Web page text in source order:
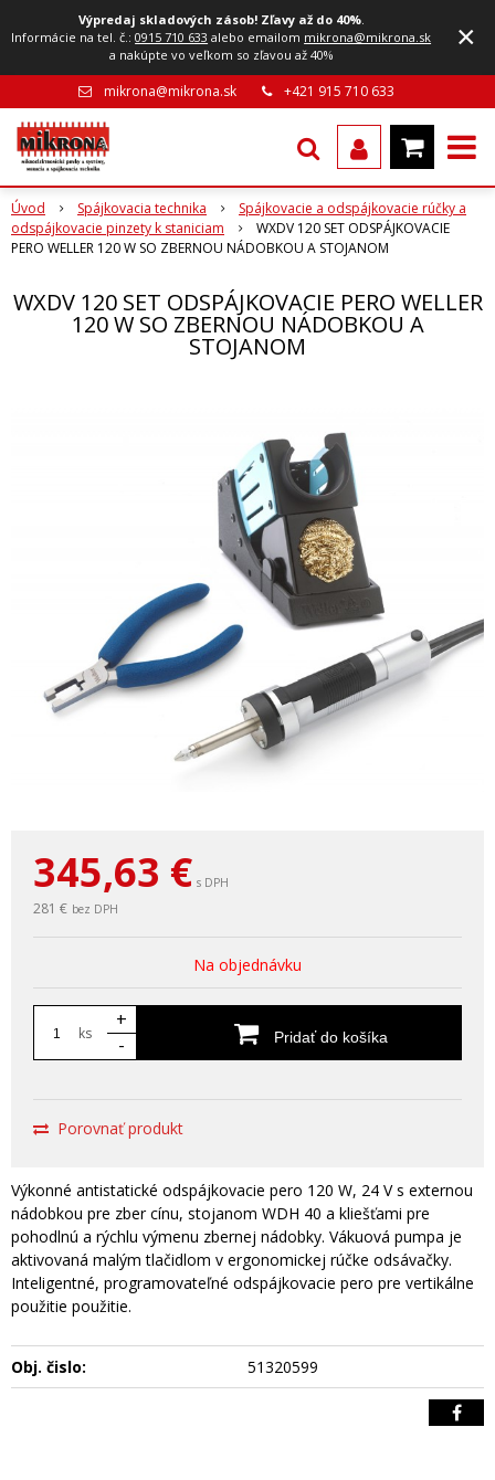
Výpredaj skladových zásob! Zľavy až do 40%.
Informácie na tel. č.:0915 710 633 alebo emailom mikrona@mikrona.sk
a nakúpte vo veľkom so zľavou až 40%
×
mikrona@mikrona.sk +421 915 710 633
Úvod Spájkovacia technika
Spájkovacie a odspájkovacie rúčky a
odspájkovacie pinzety k staniciam
WXDV 120 SET ODSPÁJKOVACIE
PERO WELLER 120 W SO ZBERNOU NÁDOBKOU A STOJANOM
WXDV 120 SET ODSPÁJKOVACIE PERO WELLER
120 W SO ZBERNOU NÁDOBKOU A
STOJANOM
345,63 € s DPH
281 € bez DPH
Na objednávku
ks
+
-
Pridať do košíka
Porovnať produkt
Výkonné antistatické odspájkovacie pero 120 W, 24 V s externou
nádobkou pre zber cínu, stojanom WDH 40 a kliešťami pre
pohodlnú a rýchlu výmenu zbernej nádobky. Vákuová pumpa je
aktivovaná malým tlačidlom v ergonomickej rúčke odsávačky.
Inteligentné, programovateľné odspájkovacie pero pre vertikálne
použitie použitie.
Obj. čislo: 51320599